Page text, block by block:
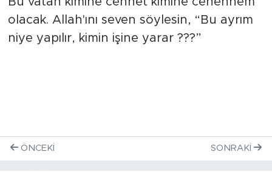
olacak. Allah'ını seven söylesin, “Bu ayrım
niye yapılır, kimin işine yarar ???”
ÖNCEKI SONRAKI